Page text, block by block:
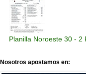
Planilla Noroeste 30 - 2
Nosotros apostamos en: